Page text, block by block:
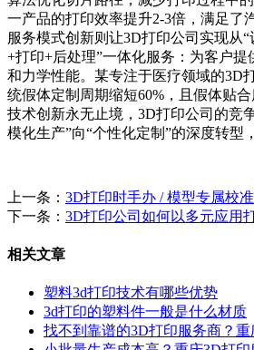
一产品的打印效率提升2-3倍，满足了
服务模式创新则让3D打印公司实现从
+打印+后处理”一体化服务：为客户
和力学性能。某专注于医疗领域的3D
统假体定制周期缩短60%，且假体贴
技术创新永无止境，3D打印公司的竞
模化生产”向“个性化定制”的深度转型
上一条： 3D打印时手办 / 模型专属校
下一条： 3D打印公司如何以多元应用
相关文章
塑料3d打印技术有哪些优势
3d打印的塑料件一般是什么材质
找不到靠谱的3D打印服务商？